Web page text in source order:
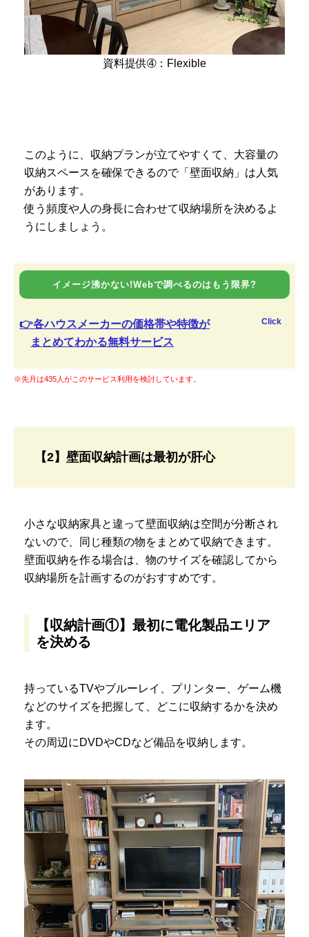
資料提供➃：Flexible
このように、収納プランが立てやすくて、大容量の
収納スペースを確保できるので「壁面収納」は人気
があります。
使う頻度や人の身長に合わせて収納場所を決めるよ
うにしましょう。
イメージ沸かない!Webで調べるのはもう限界?
👉各ハウスメーカーの価格帯や特徴が
まとめてわかる無料サービス
Click
※先月は435人がこのサービス利用を検討しています。
【2】壁面収納計画は最初が肝心
小さな収納家具と違って壁面収納は空間が分断され
ないので、同じ種類の物をまとめて収納できます。
壁面収納を作る場合は、物のサイズを確認してから
収納場所を計画するのがおすすめです。
【収納計画①】最初に電化製品エリア
を決める
持っているTVやブルーレイ、プリンター、ゲーム機
などのサイズを把握して、どこに収納するかを決め
ます。
その周辺にDVDやCDなど備品を収納します。